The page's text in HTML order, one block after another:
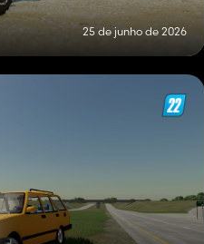
25 de junho de 2026